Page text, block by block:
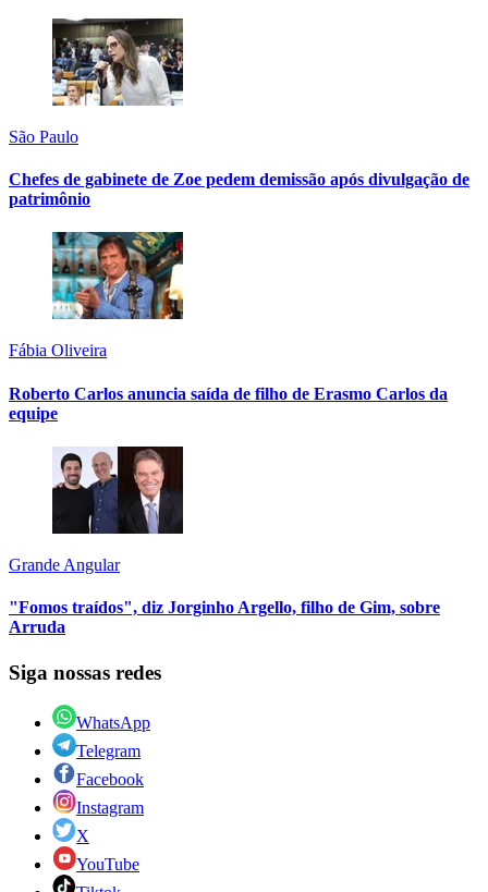
São Paulo
Chefes de gabinete de Zoe pedem demissão após divulgação de
patrimônio
Fábia Oliveira
Roberto Carlos anuncia saída de filho de Erasmo Carlos da
equipe
Grande Angular
"Fomos traídos", diz Jorginho Argello, filho de Gim, sobre
Arruda
Siga nossas redes
WhatsApp
Telegram
Facebook
Instagram
X
YouTube